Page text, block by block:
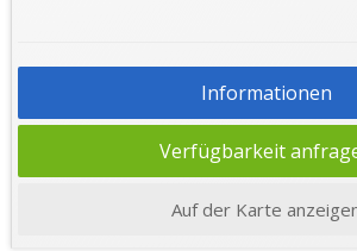
Informationen
Verfügbarkeit
Auf der Karte